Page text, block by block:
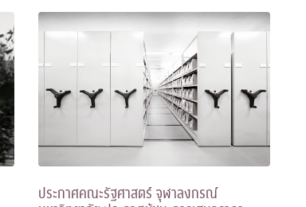
ประกาศคณะรัฐศาสตร์ จุฬาลงกรณ์